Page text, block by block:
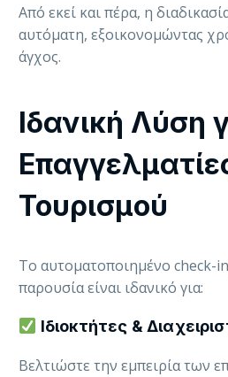
Από εκεί και πέρα, η
αυτόματη, εξοικονομώντας
άγχος.
Ιδανική Λύση
Τουρισμού
To αυτοματοποιημένο check-
παρουσία είναι ιδανικό για:
Ιδιοκτήτες &
Βελτιώστε την εμπειρία των